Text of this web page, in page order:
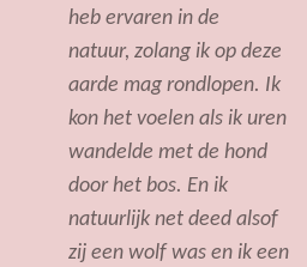
heb ervaren in de
natuur, zolang ik op deze
aarde mag rondlopen. Ik
kon het voelen als ik uren
wandelde met de hond
door het bos. En ik
natuurlijk net deed alsof
zij een wolf was en ik een